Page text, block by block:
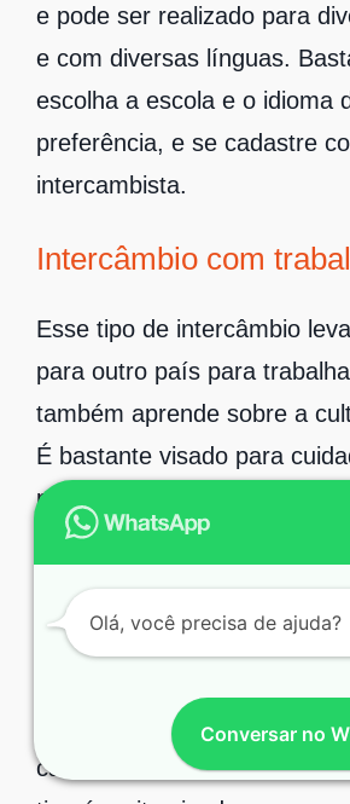
e pode ser realizado para
e com diversas línguas.
escolha a escola e o idioma
preferência, e se cadastre
intercambista.
Intercâmbio com
Esse tipo de intercâmbio
para outro país para
também aprende sobre a
É bastante visado para
podem dispor dos seus
da oportunidade e moradia.
Intercâmbio profissional
tem a oportunidade de
carreira no mercado
Conversar no
Olá, você precisa de ajuda?